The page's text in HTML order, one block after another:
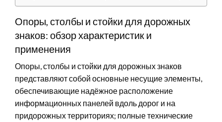
Опоры, столбы и стойки для дорожных
знаков: обзор характеристик и
применения
Опоры, столбы и стойки для дорожных знаков
представляют собой основные несущие элементы,
обеспечивающие надёжное расположение
информационных панелей вдоль дорог и на
придорожных территориях; полные технические